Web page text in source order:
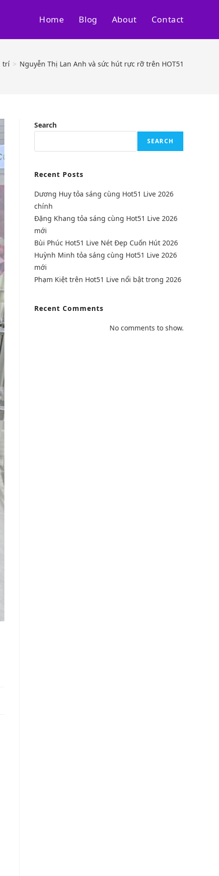
Home Blog About Contact
trí > Nguyễn Thị Lan Anh và sức hút rực rỡ trên HOT51
Search
SEARCH
Recent Posts
Dương Huy tỏa sáng cùng Hot51 Live 2026
chính
Đặng Khang tỏa sáng cùng Hot51 Live 2026
mới
Bùi Phúc Hot51 Live Nét Đẹp Cuốn Hút 2026
Huỳnh Minh tỏa sáng cùng Hot51 Live 2026
mới
Phạm Kiệt trên Hot51 Live nổi bật trong 2026
Recent Comments
No comments to show.